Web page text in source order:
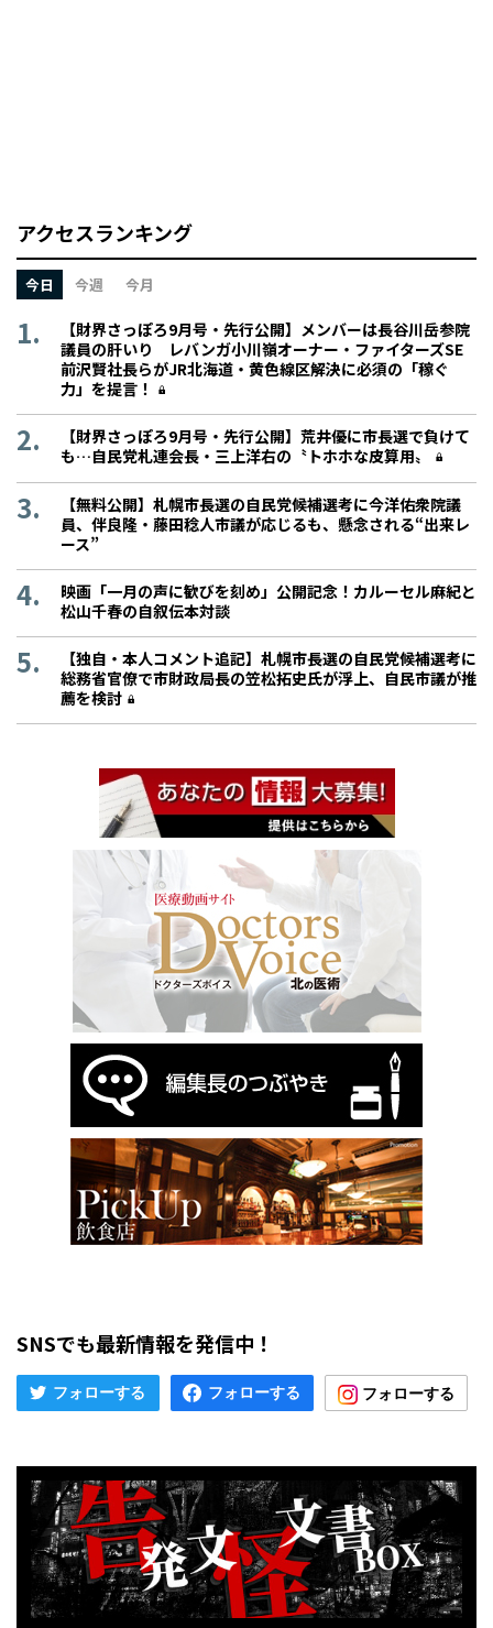
アクセスランキング
今日 今週 今月
【財界さっぽろ9月号・先行公開】メンバーは長谷川岳参院
議員の肝いり レバンガ小川嶺オーナー・ファイターズSE
前沢賢社長らがJR北海道・黄色線区解決に必須の「稼ぐ
力」を提言！
【財界さっぽろ9月号・先行公開】荒井優に市長選で負けて
も…自民党札連会長・三上洋右の〝トホホな皮算用〟
【無料公開】札幌市長選の自民党候補選考に今洋佑衆院議
員、伴良隆・藤田稔人市議が応じるも、懸念される“出来レ
ース”
映画「一月の声に歓びを刻め」公開記念！カルーセル麻紀と
松山千春の自叙伝本対談
【独自・本人コメント追記】札幌市長選の自民党候補選考に
総務省官僚で市財政局長の笠松拓史氏が浮上、自民市議が推
薦を検討
SNSでも最新情報を発信中！